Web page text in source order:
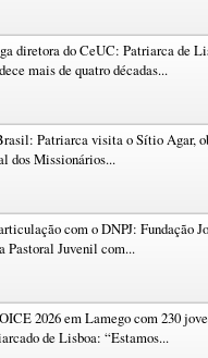
diretora do CeUC: Patriarca de
mais de quatro décadas...
Patriarca visita o Sítio Agar,
dos Missionários...
com o DNPJ: Fundação
Pastoral Juvenil com...
2026 em Lamego com 230
de Lisboa: “Estamos...